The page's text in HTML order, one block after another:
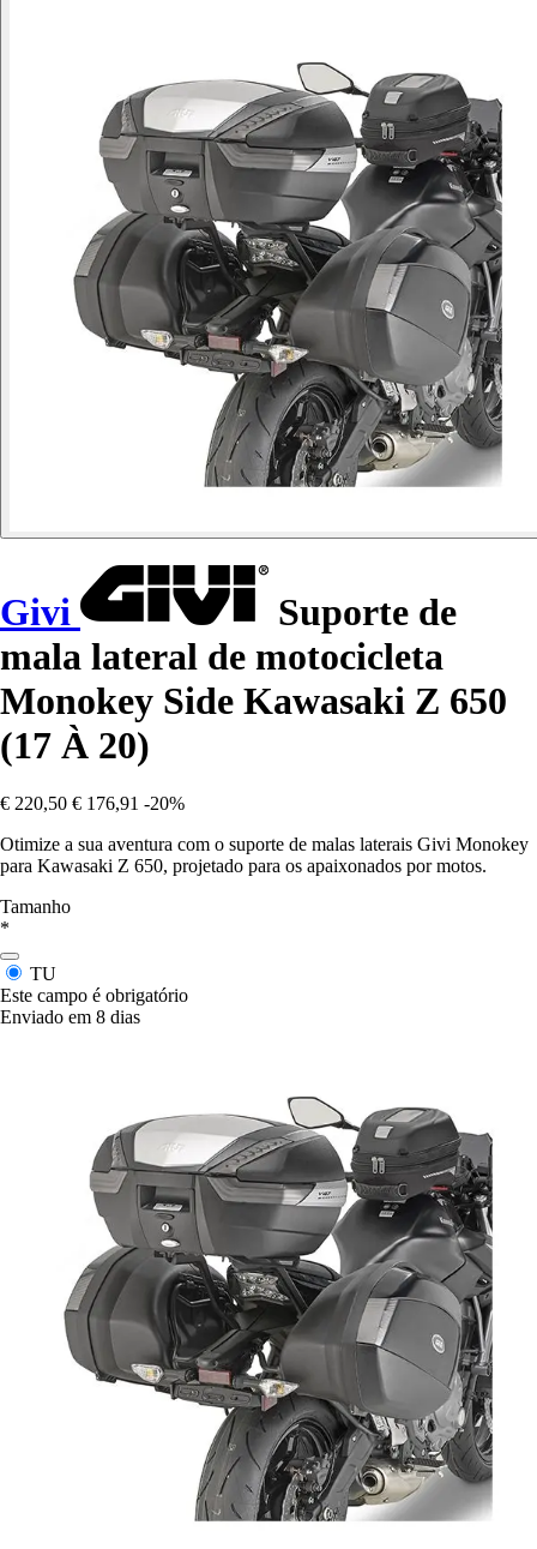
Givi
Suporte de
mala lateral de motocicleta
Monokey Side Kawasaki Z 650
(17 À 20)
€ 220,50 € 176,91 -20%
Otimize a sua aventura com o suporte de malas laterais Givi Monokey
para Kawasaki Z 650, projetado para os apaixonados por motos.
Tamanho
*
TU
Este campo é obrigatório
Enviado em 8 dias